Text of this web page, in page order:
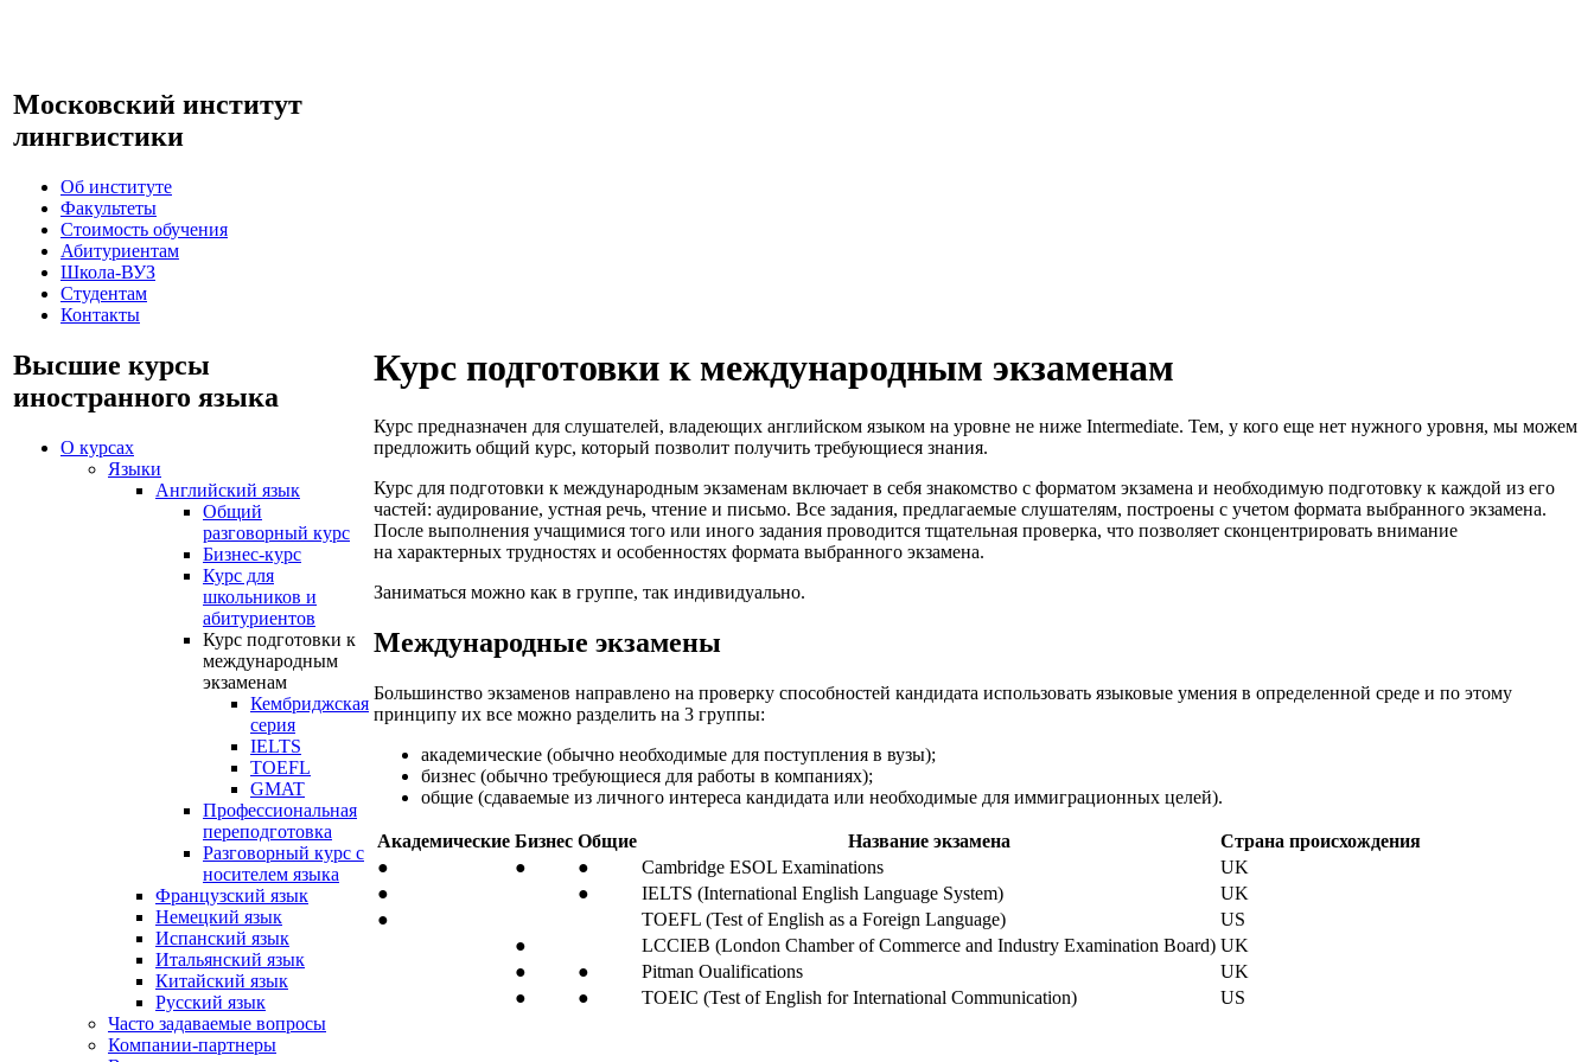
Московский институт
лингвистики
Об институте
Факультеты
Стоимость обучения
Абитуриентам
Школа-ВУЗ
Студентам
Контакты
Высшие курсы
иностранного языка
О курсах
Языки
Английский язык
Общий
разговорный курс
Бизнес-курс
Курс для
школьников и
абитуриентов
Курс подготовки к
международным
экзаменам
Кембриджская
серия
IELTS
TOEFL
GMAT
Профессиональная
переподготовка
Разговорный курс с
носителем языка
Французский язык
Немецкий язык
Испанский язык
Итальянский язык
Китайский язык
Русский язык
Часто задаваемые вопросы
Компании-партнеры
Курс подготовки к международным экзаменам
Курс предназначен для слушателей, владеющих английском языком на уровне не ниже Intermediate. Тем, у кого еще нет нужного уровня, мы можем
предложить общий курс, который позволит получить требующиеся знания.
Курс для подготовки к международным экзаменам включает в себя знакомство с форматом экзамена и необходимую подготовку к каждой из его
частей: аудирование, устная речь, чтение и письмо. Все задания, предлагаемые слушателям, построены с учетом формата выбранного экзамена.
После выполнения учащимися того или иного задания проводится тщательная проверка, что позволяет сконцентрировать внимание
на характерных трудностях и особенностях формата выбранного экзамена.
Заниматься можно как в группе, так индивидуально.
Международные экзамены
Большинство экзаменов направлено на проверку способностей кандидата использовать языковые умения в определенной среде и по этому
принципу их все можно разделить на 3 группы:
академические (обычно необходимые для поступления в вузы);
бизнес (обычно требующиеся для работы в компаниях);
общие (сдаваемые из личного интереса кандидата или необходимые для иммиграционных целей).
Академические Бизнес Общие Название экзамена
Страна происхождения
●
● ● Cambridge ESOL Examinations
UK
●
● IELTS (International English Language System)
UK
●
TOEFL (Test of English as a Foreign Language)
US
●
LCCIEB (London Chamber of Commerce and Industry Examination Board) UK
●
● Pitman Oualifications
UK
●
● TOEIC (Test of English for International Communication) US